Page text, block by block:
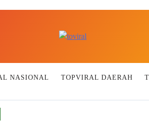
NASIONAL TOPVIRAL DAERAH